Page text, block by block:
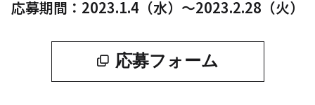
応募期間：2023.1.4（水）～2023.2.28（火）
応募フォーム